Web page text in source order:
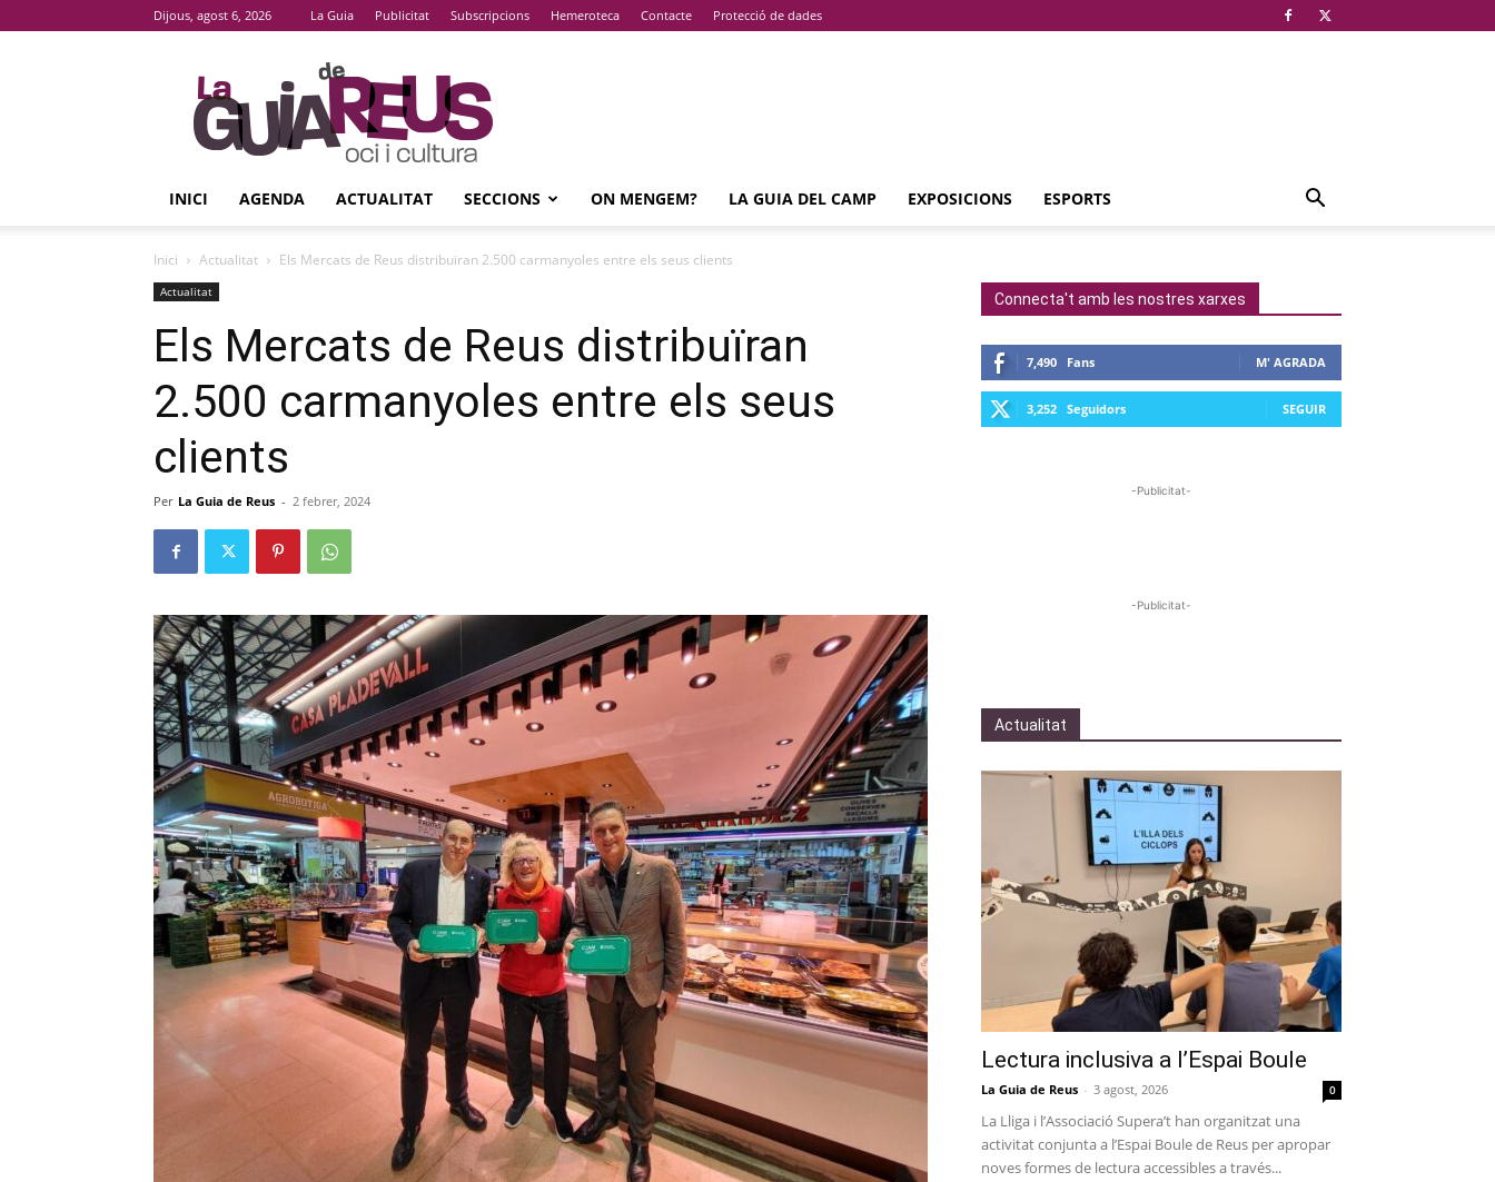
Dijous, agost 6, 2026 La Guia Publicitat Subscripcions Hemeroteca Contacte Protecció de dades
La
Guia
De
Reus
INICI AGENDA ACTUALITAT SECCIONS ON MENGEM? LA GUIA DEL CAMP EXPOSICIONS ESPORTS
Inici Actualitat Els Mercats de Reus distribuïran 2.500 carmanyoles entre els seus clients
Actualitat
Els Mercats de Reus distribuïran
2.500 carmanyoles entre els seus
clients
Per La Guia de Reus - 2 febrer, 2024
Connecta't amb les nostres xarxes
7,490 Fans M' AGRADA
3,252 Seguidors SEGUIR
-Publicitat-
-Publicitat-
Actualitat
Lectura inclusiva a l’Espai Boule
La Guia de Reus - 3 agost, 2026 0
La Lliga i l’Associació Supera’t han organitzat una
activitat conjunta a l’Espai Boule de Reus per apropar
noves formes de lectura accessibles a través...